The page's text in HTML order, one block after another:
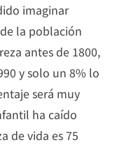
imaginar
la población
antes de 1800,
y solo un 8% lo
será muy
ha caído
de vida es 75